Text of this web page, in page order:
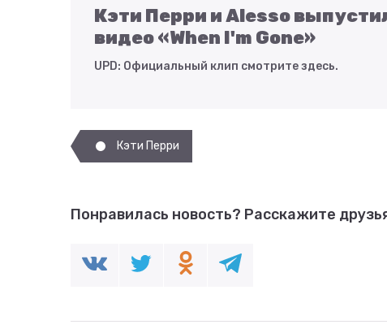
Кэти Перри и Alesso
видео «When I'm Gone»
UPD: Официальный клип смотрите здесь.
Кэти Перри
Понравилась новость? Расскажите